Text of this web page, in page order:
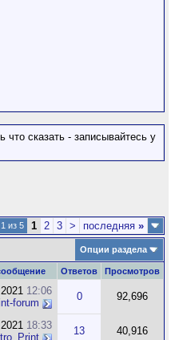
сказать - записывайтесь у
из 5 1 2 3 > последняя »
Опции раздела
Ответов Просмотров
12:06
forum
0 92,696
18:33
13 40,916